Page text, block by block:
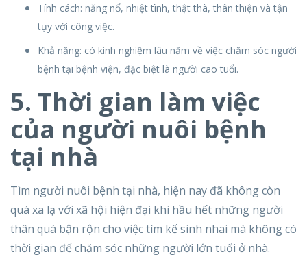
Tính cách: năng nổ, nhiệt tình, thật thà, thân thiện và tận
tụy với công việc.
Khả năng: có kinh nghiệm lâu năm về việc chăm sóc người
bệnh tại bệnh viện, đặc biệt là người cao tuổi.
5. Thời gian làm việc
của người nuôi bệnh
tại nhà
Tìm người nuôi bệnh tại nhà, hiện nay đã không còn
quá xa lạ với xã hội hiện đại khi hầu hết những người
thân quá bận rộn cho việc tìm kế sinh nhai mà không có
thời gian để chăm sóc những người lớn tuổi ở nhà.